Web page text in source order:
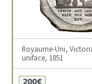
Royaume-Uni,
uniface, 1851
200€